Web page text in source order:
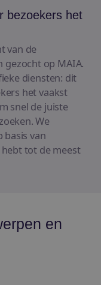
bezoekers het
van de
op MAIA.
diensten: dit
het vaakst
snel de juiste
We
basis van
tot de meest
en